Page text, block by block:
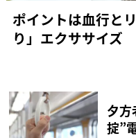
ポイントは血行と
り」エクササイズ
夕方
掟”